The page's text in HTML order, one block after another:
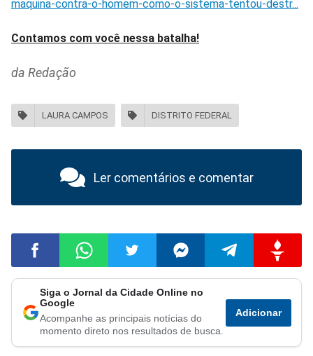
maquina-contra-o-homem-como-o-sistema-tentou-destr...
Contamos com você nessa batalha!
da Redação
LAURA CAMPOS DISTRITO FEDERAL
Ler comentários e comentar
Compartilhar
no
Compartilhar
no
Compartilhar
no
Compartilhar
no
Compartilhar
no
no
Siga o Jornal da Cidade Online no
Google
Acompanhe as principais notícias do
momento direto nos resultados de busca.
Adicionar